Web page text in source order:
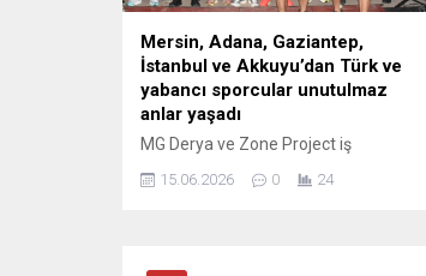
Mersin, Adana, Gaziantep,
İstanbul ve Akkuyu’dan Türk ve
yabancı sporcular unutulmaz
anlar yaşadı
MG Derya ve Zone Project iş
MG Gece Koşusu, Mersin’de bir ilk
15.06.2026 0 24